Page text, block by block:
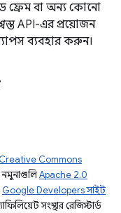
ফ্রেম বা অন্য কোনো
API-এর প্রয়োজন
ব্যবহার করুন।
Creative Commons
Apache 2.0
Google Developers সাইট
সংস্থার রেজিস্টার্ড